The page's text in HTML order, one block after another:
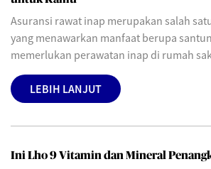
Asuransi rawat inap merupakan salah
yang menawarkan manfaat berupa
memerlukan perawatan inap di rumah
LEBIH LANJUT
Ini Lho 9 Vitamin dan Mineral